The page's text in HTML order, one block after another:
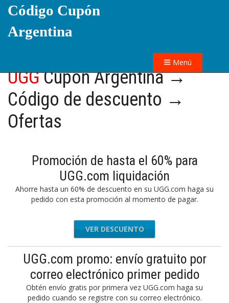
Código Cupón
Argentina
Menú
UGGCupón Argentina →
Código de descuento →
Ofertas
Promoción de hasta el 60% para
UGG.com liquidación
Ahorre hasta un 60% de descuento en su UGG.com haga su
pedido con esta promoción al momento de pagar.
VER DESCUENTO
UGG.com promo: envío gratuito por
correo electrónico primer pedido
Obtén envío gratis por primera vez UGG.com haga su
pedido cuando se registre con su correo electrónico.